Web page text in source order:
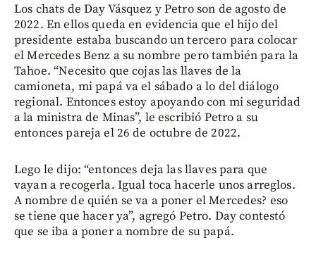
Los chats de Day Vásquez y Petro son de agosto de
2022. En ellos queda en evidencia que el hijo del
presidente estaba buscando un tercero para colocar
el Mercedes Benz a su nombre pero también para la
Tahoe. “Necesito que cojas las llaves de la
camioneta, mi papá va el sábado a lo del diálogo
regional. Entonces estoy apoyando con mi seguridad
a la ministra de Minas”, le escribió Petro a su
entonces pareja el 26 de octubre de 2022.
Lego le dijo: “entonces deja las llaves para que
vayan a recogerla. Igual toca hacerle unos arreglos.
A nombre de quién se va a poner el Mercedes? eso
se tiene que hacer ya”, agregó Petro. Day contestó
que se iba a poner a nombre de su papá.